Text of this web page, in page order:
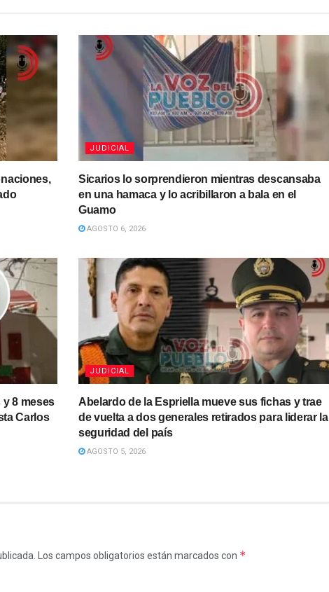
JUDICIAL
Sicarios lo sorprendieron mientras descansaba
en una hamaca y lo acribillaron a bala en el
Guamo
AGOSTO 6, 2026
y 8 meses
Carlos
JUDICIAL
Abelardo de la Espriella mueve sus fichas y trae
de vuelta a dos generales retirados para liderar la
seguridad del país
AGOSTO 5, 2026
Los campos obligatorios están marcados con *